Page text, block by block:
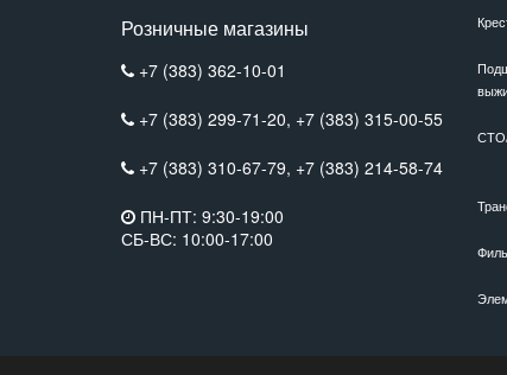
Розничные магазины
+7 (383) 362-10-01
+7 (383) 299-71-20, +7 (383) 315-00-55
+7 (383) 310-67-79, +7 (383) 214-58-74
ПН-ПТ: 9:30-19:00
СБ-ВС: 10:00-17:00
СТО/